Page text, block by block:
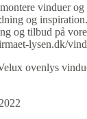
vinduer
og
og tilbud på
lysen.dk/
ovenlys